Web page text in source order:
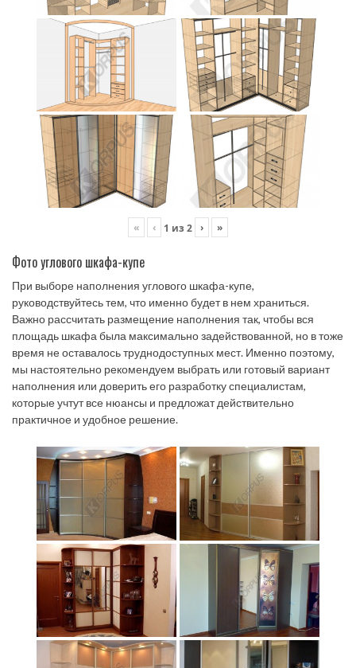
« ‹ 1 из 2 › »
Фото углового шкафа-купе
При выборе наполнения углового шкафа-купе,
руководствуйтесь тем, что именно будет в нем храниться.
Важно рассчитать размещение наполнения так, чтобы вся
площадь шкафа была максимально задействованной, но в тоже
время не оставалось труднодоступных мест. Именно поэтому,
мы настоятельно рекомендуем выбрать или готовый вариант
наполнения или доверить его разработку специалистам,
которые учтут все нюансы и предложат действительно
практичное и удобное решение.